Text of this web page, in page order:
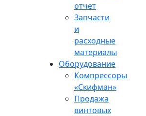
отчет
Запчасти
и
расходные
материалы
Оборудование
Компрессоры
«Скифман»
Продажа
винтовых